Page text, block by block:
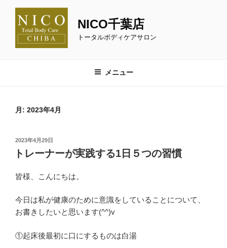
NICO千葉店
トータルボディケアサロン
メニュー
月: 2023年4月
投
稿
日:
2023年4月29日
トレーナーが実践する1日５つの習慣
皆様、こんにちは。
今日は私が健康のために意識をしていることについて、
お書きしたいと思います(^^)v
①起床後最初に口にするものは白湯